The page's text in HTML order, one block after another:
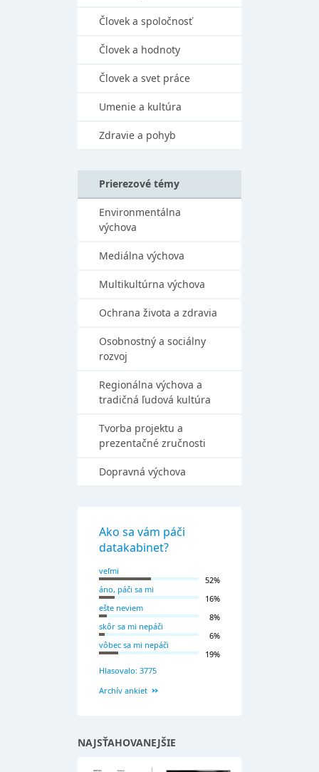
Človek a spoločnosť
Človek a hodnoty
Človek a svet práce
Umenie a kultúra
Zdravie a pohyb
Prierezové témy
Environmentálna
výchova
Mediálna výchova
Multikultúrna výchova
Ochrana života a zdravia
Osobnostný a sociálny
rozvoj
Regionálna výchova a
tradičná ľudová kultúra
Tvorba projektu a
prezentačné zručnosti
Dopravná výchova
Ako sa vám páči
datakabinet?
veľmi
52%
áno, páči sa mi
16%
ešte neviem
8%
skôr sa mi nepáči
6%
vôbec sa mi nepáči
19%
Hlasovalo: 3775
Archív ankiet
NAJSŤAHOVANEJŠIE